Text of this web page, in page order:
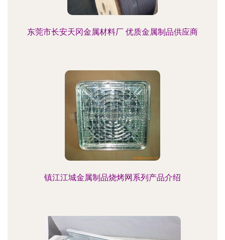
东莞市长安天冈金属材料厂 优质金属制品供应商
镇江江城金属制品烧烤网系列产品介绍